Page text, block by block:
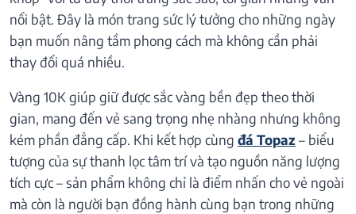
nổi bật. Đây là món trang sức lý tưởng cho những ngày
bạn muốn nâng tầm phong cách mà không cần phải
thay đổi quá nhiều.
Vàng 10K giúp giữ được sắc vàng bền đẹp theo thời
gian, mang đến vẻ sang trọng nhẹ nhàng nhưng không
kém phần đẳng cấp. Khi kết hợp cùng đá Topaz– biểu
tượng của sự thanh lọc tâm trí và tạo nguồn năng lượng
tích cực – sản phẩm không chỉ là điểm nhấn cho vẻ ngoài
mà còn là người bạn đồng hành cùng bạn trong những